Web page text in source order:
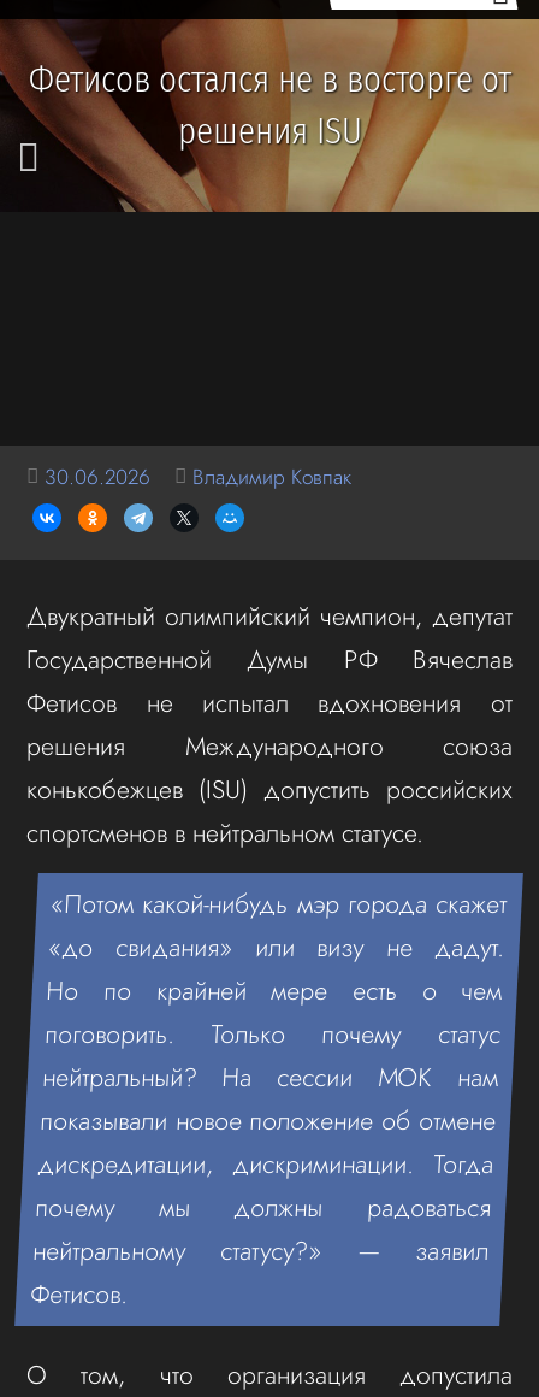
Фетисов остался не в восторге от
решения ISU
30.06.2026 Владимир Ковпак
Двукратный олимпийский чемпион, депутат
Государственной Думы РФ Вячеслав
Фетисов не испытал вдохновения от
решения Международного союза
конькобежцев (ISU) допустить российских
спортсменов в нейтральном статусе.
«Потом какой‑нибудь мэр города скажет
«до свидания» или визу не дадут.
Но по крайней мере есть о чем
поговорить. Только почему статус
нейтральный? На сессии МОК нам
показывали новое положение об отмене
дискредитации, дискриминации. Тогда
почему мы должны радоваться
нейтральному статусу?» — заявил
Фетисов.
О том, что организация допустила